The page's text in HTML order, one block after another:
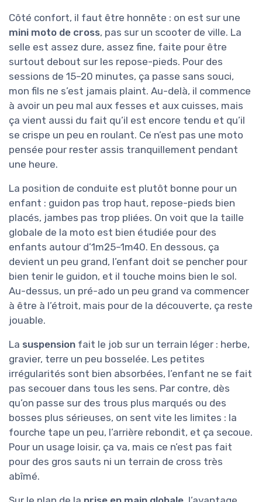
Côté confort, il faut être honnête : on est sur une
mini moto de cross, pas sur un scooter de ville. La
selle est assez dure, assez fine, faite pour être
surtout debout sur les repose-pieds. Pour des
sessions de 15–20 minutes, ça passe sans souci,
mon fils ne s’est jamais plaint. Au-delà, il commence
à avoir un peu mal aux fesses et aux cuisses, mais
ça vient aussi du fait qu’il est encore tendu et qu’il
se crispe un peu en roulant. Ce n’est pas une moto
pensée pour rester assis tranquillement pendant
une heure.
La position de conduite est plutôt bonne pour un
enfant : guidon pas trop haut, repose-pieds bien
placés, jambes pas trop pliées. On voit que la taille
globale de la moto est bien étudiée pour des
enfants autour d’1m25–1m40. En dessous, ça
devient un peu grand, l’enfant doit se pencher pour
bien tenir le guidon, et il touche moins bien le sol.
Au-dessus, un pré-ado un peu grand va commencer
à être à l’étroit, mais pour de la découverte, ça reste
jouable.
La suspension fait le job sur un terrain léger : herbe,
gravier, terre un peu bosselée. Les petites
irrégularités sont bien absorbées, l’enfant ne se fait
pas secouer dans tous les sens. Par contre, dès
qu’on passe sur des trous plus marqués ou des
bosses plus sérieuses, on sent vite les limites : la
fourche tape un peu, l’arrière rebondit, et ça secoue.
Pour un usage loisir, ça va, mais ce n’est pas fait
pour des gros sauts ni un terrain de cross très
abîmé.